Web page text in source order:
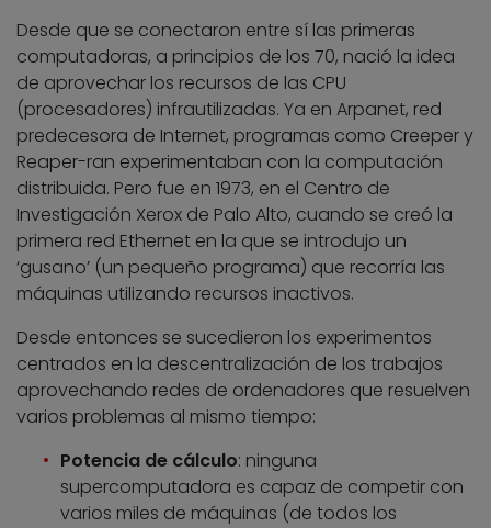
Desde que se conectaron entre sí las primeras
computadoras, a principios de los 70, nació la idea
de aprovechar los recursos de las CPU
(procesadores) infrautilizadas. Ya en Arpanet, red
predecesora de Internet, programas como Creeper y
Reaper-ran experimentaban con la computación
distribuida. Pero fue en 1973, en el Centro de
Investigación Xerox de Palo Alto, cuando se creó la
primera red Ethernet en la que se introdujo un
‘gusano’ (un pequeño programa) que recorría las
máquinas utilizando recursos inactivos.
Desde entonces se sucedieron los experimentos
centrados en la descentralización de los trabajos
aprovechando redes de ordenadores que resuelven
varios problemas al mismo tiempo:
Potencia de cálculo: ninguna
supercomputadora es capaz de competir con
varios miles de máquinas (de todos los